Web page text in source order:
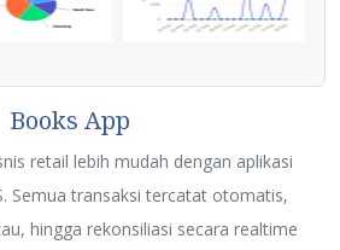
Books App
retail lebih mudah dengan aplikasi
Semua transaksi tercatat otomatis,
hingga rekonsiliasi secara realtime